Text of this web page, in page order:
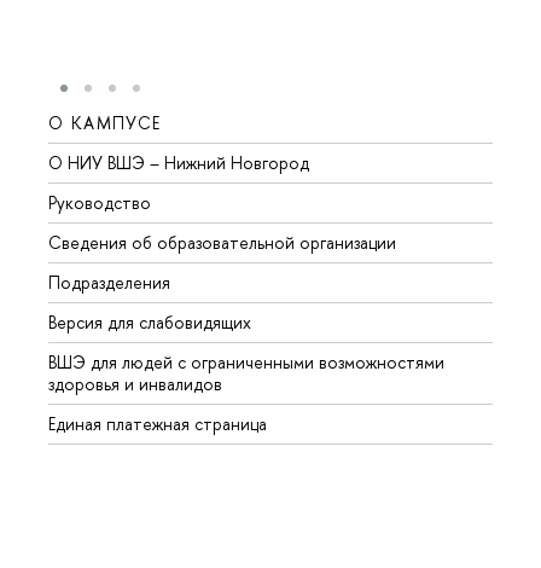
О КАМПУСЕ
О НИУ ВШЭ – Нижний Новгород
Руководство
Сведения об образовательной организации
Подразделения
Версия для слабовидящих
ВШЭ для людей с ограниченными возможностями
здоровья и инвалидов
Единая платежная страница